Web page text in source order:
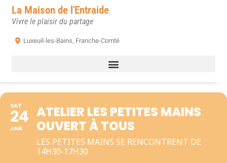
La Maison de l'Entraide
Vivre le plaisir du partage
Luxeuil-les-Bains, Franche-Comté
SAT
24
JAN
ATELIER LES PETITES MAINS
OUVERT À TOUS
LES PETITES MAINS SE RENCONTRENT DE
14H30-17H30